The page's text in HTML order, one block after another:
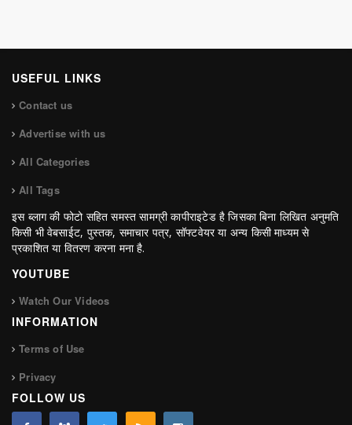
USEFUL LINKS
Contact us
Advertise with us
All Categories
All Tags
इस ब्लाग की फोटो सहित समस्त सामग्री कापीराइटेड है जिसका बिना लिखित अनुमति
किसी भी वेबसाईट, पुस्तक, समाचार पत्र, सॉफ्टवेयर या अन्य किसी माध्यम से
प्रकाशित या वितरण करना मना है.
YOUTUBE
Watch Our Videos
INFORMATION
Terms of Use
Privacy
FOLLOW US